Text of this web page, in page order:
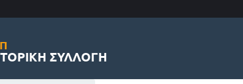
ΣΥΛΛΟΓΉ